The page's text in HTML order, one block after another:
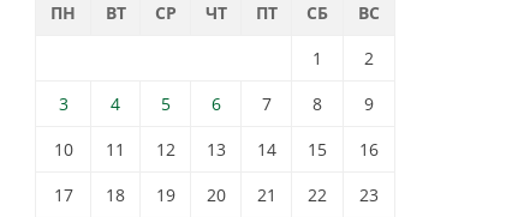
ПН ВТ СР ЧТ ПТ СБ
ВС
1
2
3
4 5 6 7 8
9
10
11 12 13 14 15
16
17
18 19 20 21 22
23